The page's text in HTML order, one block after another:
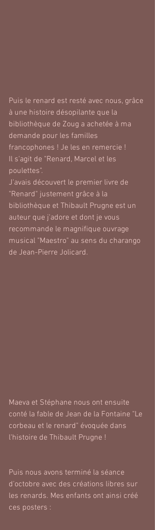
Puis le renard est resté avec nous, grâce
à une histoire désopilante que la
bibliothèque de Zoug a achetée à ma
demande pour les familles
francophones ! Je les en remercie !
Il s'agit de "Renard, Marcel et les
poulettes".
J'avais découvert le premier livre de
"Renard" justement grâce à la
bibliothèque et Thibault Prugne est un
auteur que j'adore et dont je vous
recommande le magnifique ouvrage
musical "Maestro" au sens du charango
de Jean-Pierre Jolicard.
Maeva et Stéphane nous ont ensuite
conté la fable de Jean de la Fontaine "Le
corbeau et le renard" évoquée dans
l'histoire de Thibault Prugne !
Puis nous avons terminé la séance
d'octobre avec des créations libres sur
les renards. Mes enfants ont ainsi créé
ces posters :